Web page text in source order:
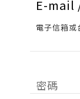
E-mail
電子信箱或
密碼